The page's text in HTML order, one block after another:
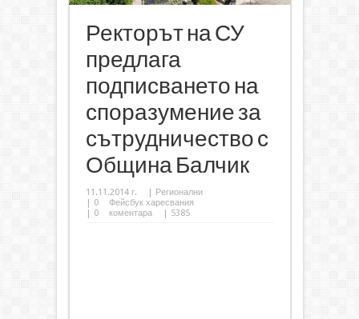
Ректорът на СУ
предлага
подписването на
споразумение за
сътрудничество с
Община Балчик
11.11.2014 г. | Регионални
| 0
Фейсбук харесвания
| 0 коментара | 5385